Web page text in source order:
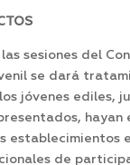
sesiones del
se dará
jóvenes ediles,
hayan
establecimientos
de